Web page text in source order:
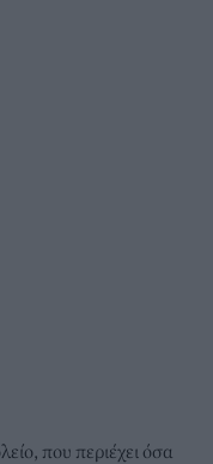
που περιέχει όσα